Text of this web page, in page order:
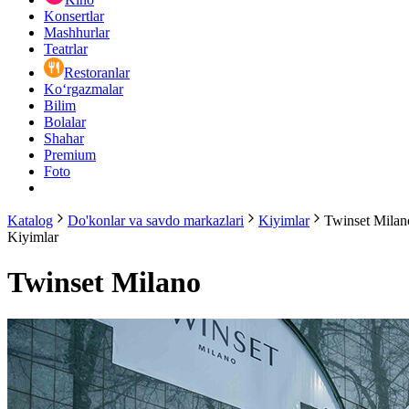
Konsertlar
Mashhurlar
Teatrlar
Restoranlar
Ko‘rgazmalar
Bilim
Bolalar
Shahar
Premium
Foto
Katalog Do'konlar va savdo markazlari Kiyimlar
Twinset
Kiyimlar
Twinset Milano